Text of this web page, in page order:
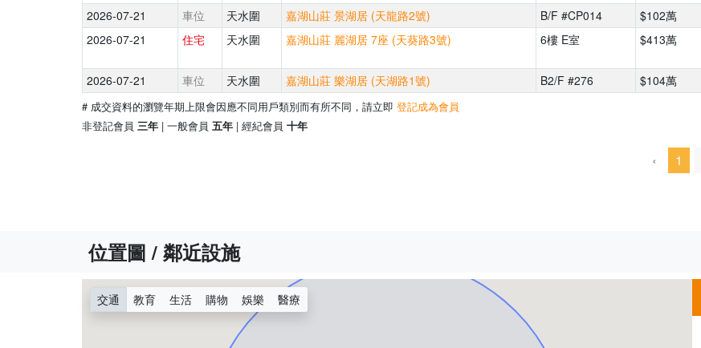
2026-07-21 車位 天水圍 嘉湖山莊 景湖居 (天龍路2號) B/F #CP014 $102萬
2026-07-21
住宅 天水圍 嘉湖山莊 麗湖居 7座 (天葵路3號) 6樓 E室 $413萬
2026-07-21 車位 天水圍 嘉湖山莊 樂湖居 (天湖路1號) B2/F #276 $104萬
# 成交資料的瀏覽年期上限會因應不同用戶類別而有所不同，請立即 登記成為會員
非登記會員 三年 | 一般會員 五年 | 經紀會員 十年
‹ 1
位置圖 / 鄰近設施
交通 教育 生活 購物 娛樂 醫療